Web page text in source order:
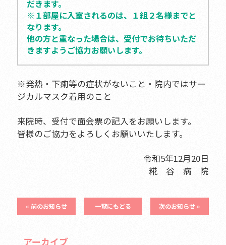
だきます。
※１部屋に入室されるのは、１組２名様までと
なります。
他の方と重なった場合は、受付でお待ちいただ
きますようご協力お願いします。
※発熱・下痢等の症状がないこと・院内ではサー
ジカルマスク着用のこと
来院時、受付で面会票の記入をお願いします。
皆様のご協力をよろしくお願いいたします。
令和5年12月20日
糀 谷 病 院
« 前のお知らせ 一覧にもどる 次のお知らせ »
アーカイブ